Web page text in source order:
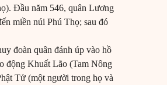
Đầu năm 546, quân Lương
miền núi Phú Thọ; sau đó
đoàn quân đánh úp vào hồ
động Khuất Lão (Tam Nông
Tử (một người trong họ và